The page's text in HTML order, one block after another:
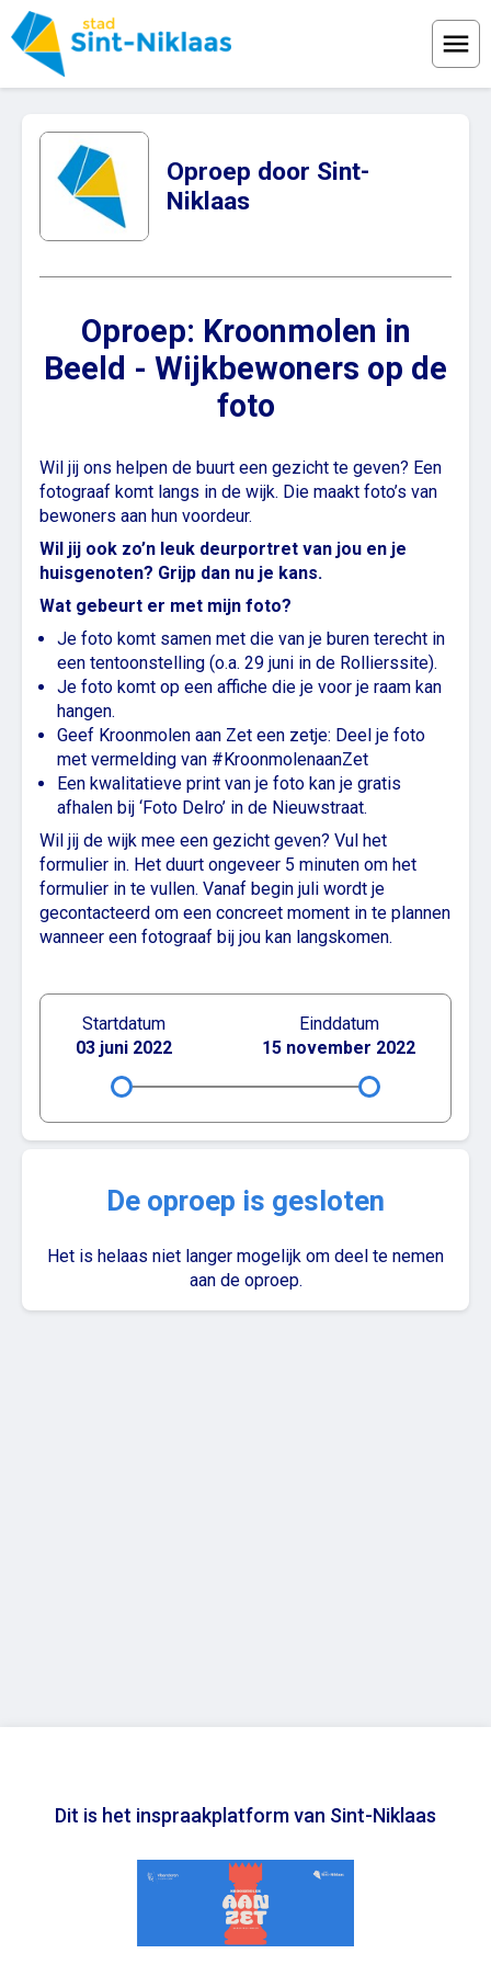
Oproep door Sint-
Niklaas
Oproep: Kroonmolen in
Beeld - Wijkbewoners op de
foto
Wil jij ons helpen de buurt een gezicht te geven? Een
fotograaf komt langs in de wijk. Die maakt foto’s van
bewoners aan hun voordeur.
Wil jij ook zo’n leuk deurportret van jou en je
huisgenoten? Grijp dan nu je kans.
Wat gebeurt er met mijn foto?
Je foto komt samen met die van je buren terecht in
een tentoonstelling (o.a. 29 juni in de Rollierssite).
Je foto komt op een affiche die je voor je raam kan
hangen.
Geef Kroonmolen aan Zet een zetje: Deel je foto
met vermelding van #KroonmolenaanZet
Een kwalitatieve print van je foto kan je gratis
afhalen bij ‘Foto Delro’ in de Nieuwstraat.
Wil jij de wijk mee een gezicht geven? Vul het
formulier in. Het duurt ongeveer 5 minuten om het
formulier in te vullen. Vanaf begin juli wordt je
gecontacteerd om een concreet moment in te plannen
wanneer een fotograaf bij jou kan langskomen.
Startdatum
03 juni 2022
Einddatum
15 november 2022
De oproep is gesloten
Het is helaas niet langer mogelijk om deel te nemen
aan de oproep.
Dit is het inspraakplatform van Sint-Niklaas